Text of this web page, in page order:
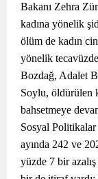
Bakanı Zehra
kadına yönelik
ölüm de kadın
yönelik
Bozdağ, Adalet
Soylu, öldürülen
bahsetmeye
Sosyal Politikalar
ayında 242 ve
yüzde 7 bir azalış